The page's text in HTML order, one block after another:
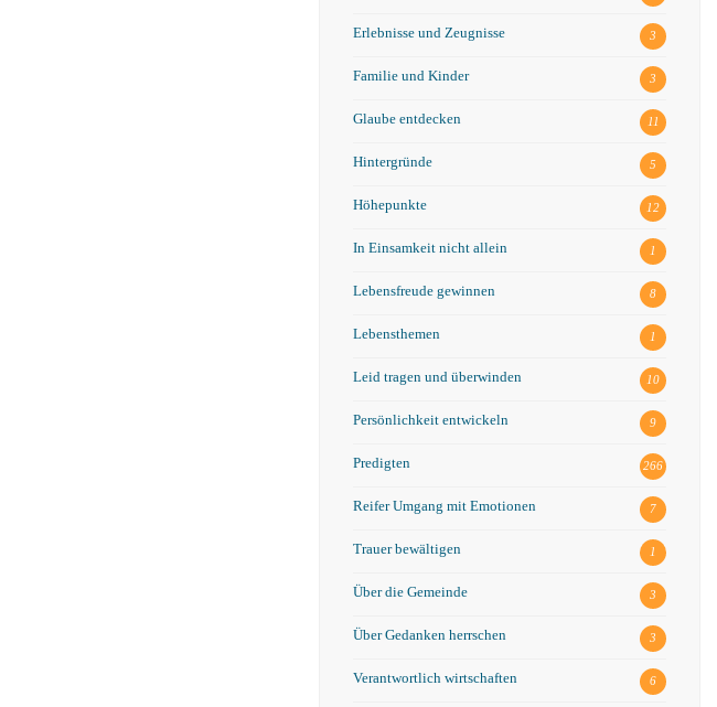
Erlebnisse und Zeugnisse 3
Familie und Kinder 3
Glaube entdecken 11
Hintergründe 5
Höhepunkte 12
In Einsamkeit nicht allein 1
Lebensfreude gewinnen 8
Lebensthemen 1
Leid tragen und überwinden 10
Persönlichkeit entwickeln 9
Predigten 266
Reifer Umgang mit Emotionen 7
Trauer bewältigen 1
Über die Gemeinde 3
Über Gedanken herrschen 3
Verantwortlich wirtschaften 6